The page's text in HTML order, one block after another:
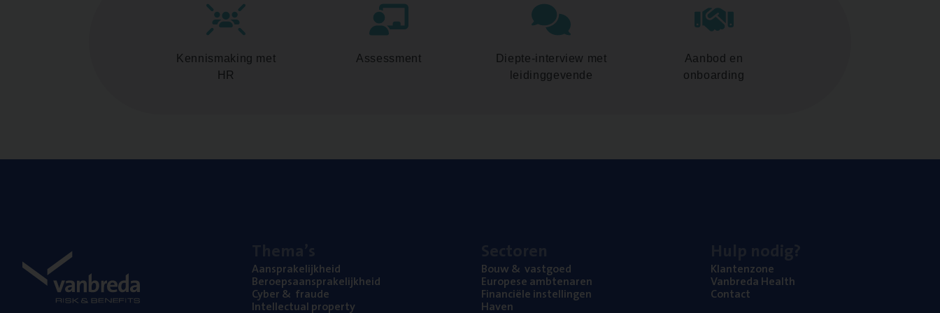
Kennismaking met
HR
Assessment
Diepte-interview met
leidinggevende
Aanbod en
onboarding
Aan­spra­ke­lijk­heid
Beroeps­aan­spra­ke­lijk­heid
Cyber& fraude
Intel­lec­tu­al property
Bouw& vastgoed
Euro­pe­se ambtenaren
Finan­ci­ë­le instellingen
Haven
Klan­ten­zo­ne
Van­b­re­da Health
Con­tact